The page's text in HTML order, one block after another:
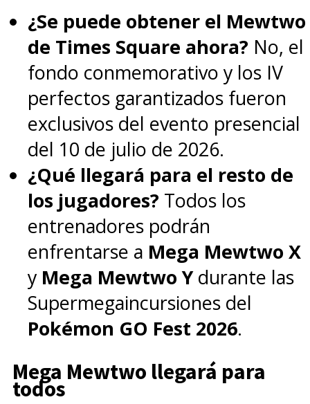
No hay evidencia de efectos
adversos" al jugar videojuegos,
concluyó el investigador.
Si quieres saber más, puedes
ver aquí el video donde
presentan los resultados del
estudio en inglés.
¿Se puede obtener el Mewtwo
de Times Square ahora? No, el
fondo conmemorativo y los IV
perfectos garantizados fueron
exclusivos del evento presencial
del 10 de julio de 2026.
¿Qué llegará para el resto de
los jugadores? Todos los
entrenadores podrán
enfrentarse a Mega Mewtwo X
y Mega Mewtwo Ydurante las
Supermegaincursiones del
Pokémon GO Fest 2026.
Mega Mewtwo llegará para
todos